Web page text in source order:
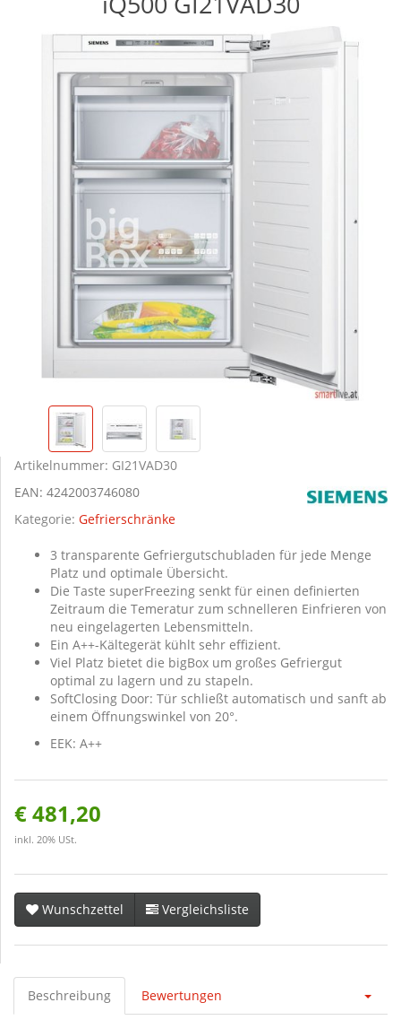
Artikelnummer: GI21VAD30
EAN: 4242003746080
Kategorie: Gefrierschränke
3 transparente Gefriergutschubladen für jede Menge
Platz und optimale Übersicht.
Die Taste superFreezing senkt für einen definierten
Zeitraum die Temeratur zum schnelleren Einfrieren von
neu eingelagerten Lebensmitteln.
Ein A++-Kältegerät kühlt sehr effizient.
Viel Platz bietet die bigBox um großes Gefriergut
optimal zu lagern und zu stapeln.
SoftClosing Door: Tür schließt automatisch und sanft ab
einem Öffnungswinkel von 20°.
EEK: A++
€ 481,20
inkl. 20% USt.
Wunschzettel Vergleichsliste
Beschreibung Bewertungen